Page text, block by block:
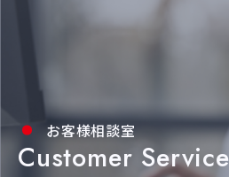
お客様相談室
Customer Service